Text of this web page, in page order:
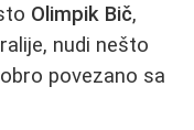
Olimpik Bič,
nudi nešto
povezano sa